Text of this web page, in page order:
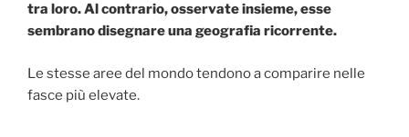
tra loro. Al contrario, osservate insieme, esse
sembrano disegnare una geografia ricorrente.
Le stesse aree del mondo tendono a comparire nelle
fasce più elevate.